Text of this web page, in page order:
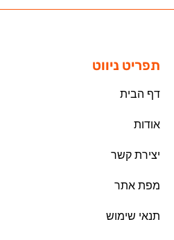
תפריט ניווט
דף הבית
אודות
יצירת קשר
מפת אתר
תנאי שימוש